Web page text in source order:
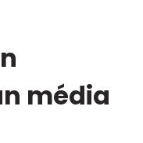
média